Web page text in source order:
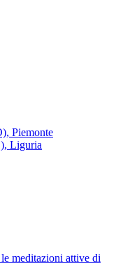
Piemonte
Liguria
meditazioni attive di